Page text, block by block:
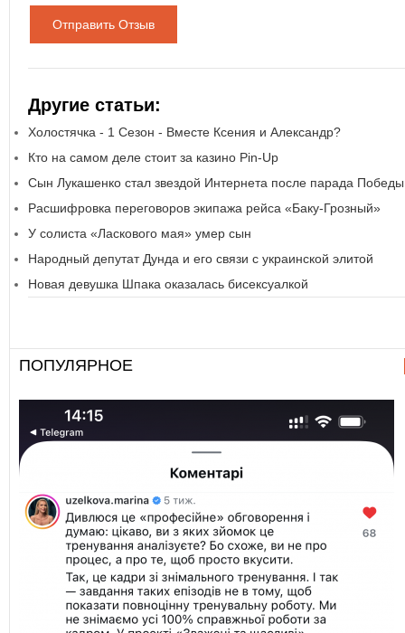
Отправить Отзыв
Другие статьи:
Холостячка - 1 Сезон - Вместе Ксения и Александр?
Кто на самом деле стоит за казино Pin-Up
Сын Лукашенко стал звездой Интернета после парада Победы
Расшифровка переговоров экипажа рейса «Баку-Грозный»
У солиста «Ласкового мая» умер сын
Народный депутат Дунда и его связи с украинской элитой
Новая девушка Шпака оказалась бисексуалкой
ПОПУЛЯРНОЕ